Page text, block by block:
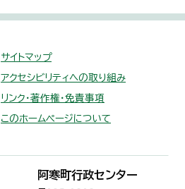
サイトマップ
アクセシビリティへの取り組み
リンク・著作権・免責事項
このホームページについて
阿寒町行政センター